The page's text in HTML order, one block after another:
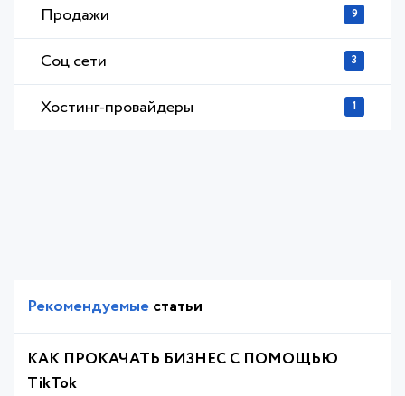
Продажи 9
Соц сети 3
Хостинг-провайдеры 1
Рекомендуемыестатьи
КАК ПРОКАЧАТЬ БИЗНЕС С ПОМОЩЬЮ
TikTok